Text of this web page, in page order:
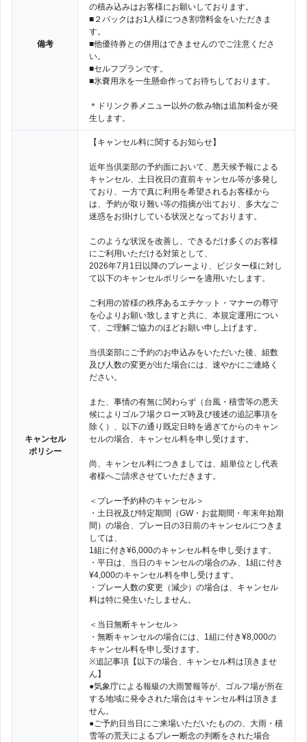
備考
の積み込みはお客様にお願いしております。
■２バックはお1人様につき割増料金をいただきま
す。
■他優待券との併用はできませんのでご注意くださ
い。
■セルフプランです。
■氷嚢用氷を一生懸命作ってお待ちしております。
＊ドリンク券メニュー以外の飲み物は追加料金が発
生します。
キャンセル
ポリシー
【キャンセル料に関するお知らせ】
近年当倶楽部の予約面において、悪天候予報による
キャンセル、土日祝日の直前キャンセル等が多発し
ており、一方で真に利用を希望されるお客様から
は、予約が取り難い等の指摘が出ており、多大なご
迷惑をお掛けしている状況となっております。
このような状況を改善し、できるだけ多くのお客様
にご利用いただける対策として、
2026年7月1日以降のプレーより、ビジター様に対し
て以下のキャンセルポリシーを適用いたします。
ご利用の皆様の秩序あるエチケット・マナーの尊守
を心よりお願い致しますと共に、本規定運用につい
て、ご理解ご協力のほどお願い申し上げます。
当倶楽部にご予約のお申込みをいただいた後、組数
及び人数の変更が出た場合には、速やかにご連絡く
ださい。
また、事情の有無に関わらず（台風・積雪等の悪天
候によりゴルフ場クローズ時及び後述の追記事項を
除く）、以下の通り既定日時を過ぎてからのキャン
セルの場合、キャンセル料を申し受けます。
尚、キャンセル料につきましては、組単位とし代表
者様へご請求させていただきます。
＜プレー予約枠のキャンセル＞
・土日祝及び特定期間（GW・お盆期間・年末年始期
間）の場合、プレー日の3日前のキャンセルにつきま
しては、
1組に付き¥6,000のキャンセル料を申し受けます。
・平日は、当日のキャンセルの場合のみ、1組に付き
¥4,000のキャンセル料を申し受けます。
・プレー人数の変更（減少）の場合は、キャンセル
料は特に発生いたしません。
＜当日無断キャンセル＞
・無断キャンセルの場合には、1組に付き¥8,000の
キャンセル料を申し受けます。
※追記事項【以下の場合、キャンセル料は頂きませ
ん】
●気象庁による報級の大雨警報等が、ゴルフ場が所在
する地域に発令された場合はキャンセル料は頂きま
せん。
●ご予約日当日にご来場いただいたものの、大雨・積
雪等の荒天によるプレー断念の判断をされた場合